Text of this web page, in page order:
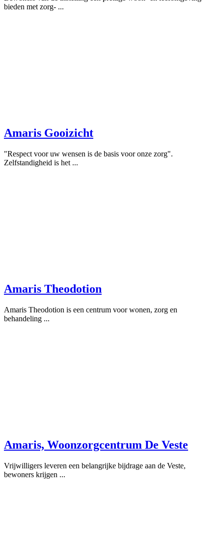
bieden met zorg- ...
Amaris Gooizicht
"Respect voor uw wensen is de basis voor onze zorg".
Zelfstandigheid is het ...
Amaris Theodotion
Amaris Theodotion is een centrum voor wonen, zorg en
behandeling ...
Amaris, Woonzorgcentrum De Veste
Vrijwilligers leveren een belangrijke bijdrage aan de Veste,
bewoners krijgen ...